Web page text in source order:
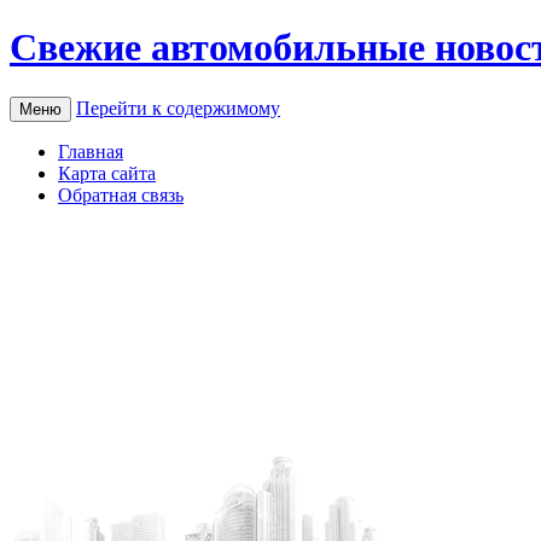
Свежие автомобильные
Меню Перейти к содержимому
Главная
Карта сайта
Обратная связь